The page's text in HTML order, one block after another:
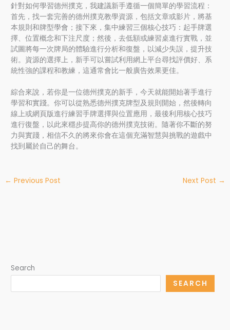
針對如何學習德州撲克，我建議新手遵循一個簡單的學習流程：
首先，找一套完善的德州撲克教學資源，包括文章或影片，將基
本規則和牌型學會；接下來，集中練習三個核心技巧：起手牌選
擇、位置概念和下注尺度；然後，去低額或練習桌進行實戰，並
試圖將每一次牌局的體驗進行分析和復盤，以減少失誤，提升技
術。資源的選擇上，新手可以嘗試利用網上平台尋找評價好、系
統性強的課程和教練，這通常會比一般廣告效果更佳。
綜合來說，若你是一位德州撲克的新手，今天就能開始著手進行
學習和實踐。你可以從熟悉德州撲克牌型及規則開始，然後轉向
線上或網頁版進行練習手牌選擇與位置應用，最後利用核心技巧
進行復盤，以此來穩步提高你的德州撲克技術。隨著你不斷的努
力與實踐，相信不久的將來你會在這個充滿智慧與挑戰的遊戲中
找到屬於自己的舞台。
← Previous Post Next Post →
Search
SEARCH